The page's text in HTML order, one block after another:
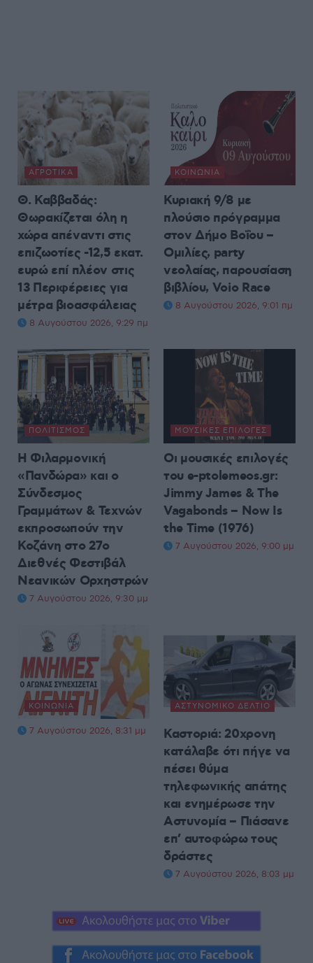
ΑΓΡΟΤΙΚΆ
Θ. Καββαδάς:
Θωρακίζεται όλη η
χώρα απέναντι στις
επιζωοτίες -12,5 εκατ.
ευρώ επί πλέον στις
13 Περιφέρειες για
μέτρα βιοασφάλειας
8 Αυγούστου 2026, 9:29 πμ
ΚΟΙΝΩΝΊΑ
Κυριακή 9/8 με
πλούσιο πρόγραμμα
στον Δήμο Βοΐου –
Ομιλίες, party
νεολαίας, παρουσίαση
βιβλίου, Voio Race
8 Αυγούστου 2026, 9:01 πμ
ΠΟΛΙΤΙΣΜΌΣ
Η Φιλαρμονική
«Πανδώρα» και ο
Σύνδεσμος
Γραμμάτων & Τεχνών
εκπροσωπούν την
Κοζάνη στο 27ο
Διεθνές Φεστιβάλ
Νεανικών Ορχηστρών
7 Αυγούστου 2026, 9:30 μμ
ΜΟΥΣΙΚΈΣ ΕΠΙΛΟΓΈΣ
Οι μουσικές επιλογές
του e-ptolemeos.gr:
Jimmy James & The
Vagabonds – Now Is
the Time (1976)
7 Αυγούστου 2026, 9:00 μμ
ΚΟΙΝΩΝΊΑ
7 Αυγούστου 2026, 8:31 μμ
ΑΣΤΥΝΟΜΙΚΌ ΔΕΛΤΊΟ
Καστοριά: 20χρονη
κατάλαβε ότι πήγε να
πέσει θύμα
τηλεφωνικής απάτης
και ενημέρωσε την
Αστυνομία – Πιάσανε
επ’ αυτοφώρω τους
δράστες
7 Αυγούστου 2026, 8:03 μμ